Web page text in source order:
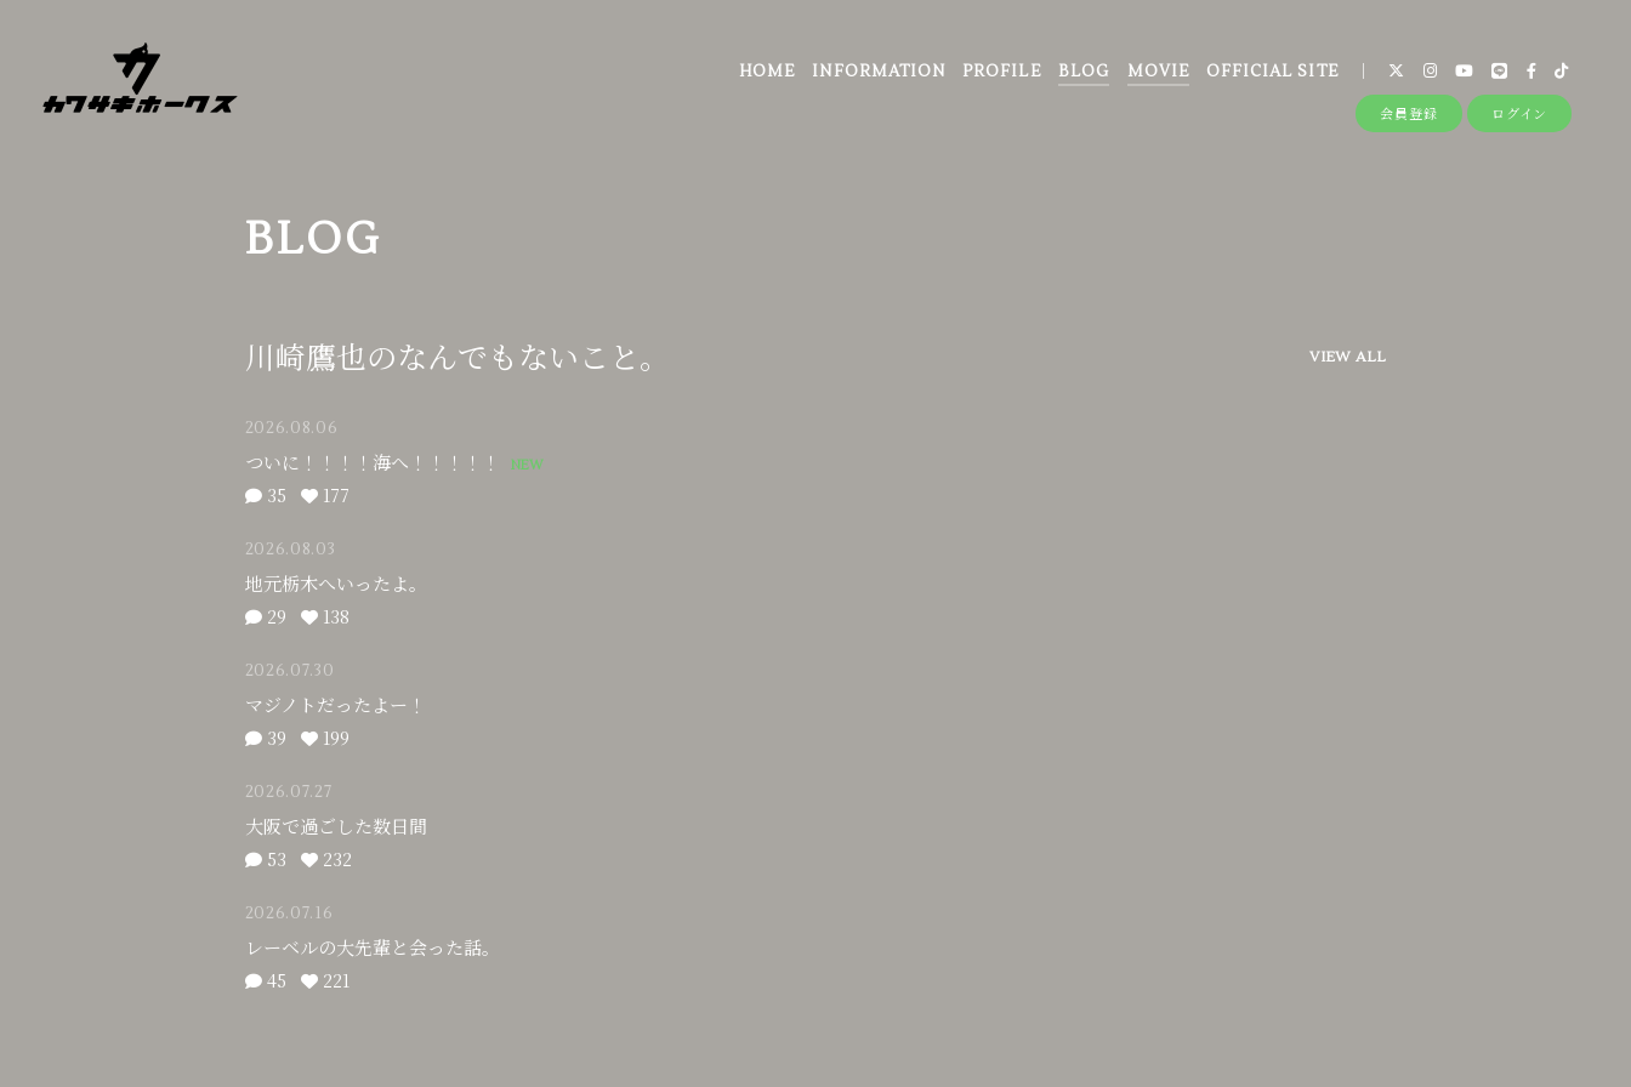
HOME INFORMATION PROFILE BLOG MOVIE OFFICIAL SITE
会員登録 ログイン
BLOG
川崎鷹也のなんでもないこと。 VIEW ALL
2026.08.06
ついに！！！！海へ！！！！！
35 177
2026.08.03
地元栃木へいったよ。
29 138
2026.07.30
マジノトだったよー！
39 199
2026.07.27
大阪で過ごした数日間
53 232
2026.07.16
レーベルの大先輩と会った話。
45 221